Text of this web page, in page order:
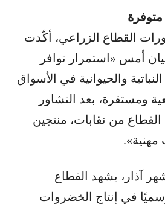
متوفرة
القطاع الزراعي، أكّدت
أمس «استمرار توافر
والحيوانية في الأسواق
ومستقرة، بعد التشاور
من نقابات، منتجين
آذار، يشهد القطاع
في إنتاج الخضروات